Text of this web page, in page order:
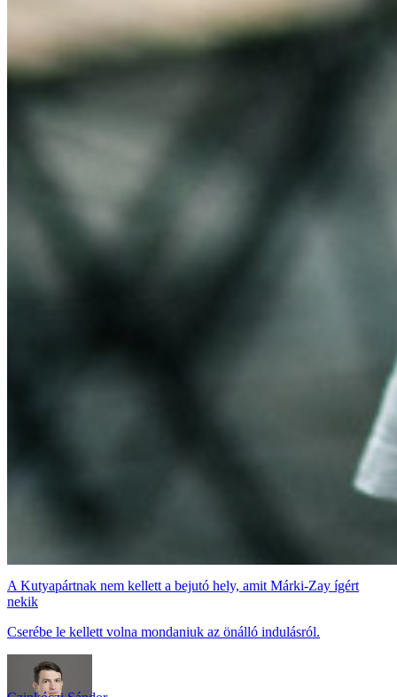
A Kutyapártnak nem kellett a bejutó hely, amit Márki-Zay ígért
nekik
Cserébe le kellett volna mondaniuk az önálló indulásról.